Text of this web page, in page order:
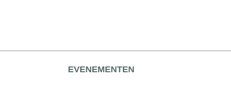
EVENEMENTEN